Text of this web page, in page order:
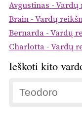
Avgustinas - Vardų
Brain - Vardų
Bernarda - Vardų
Charlotta - Vardų
Ieškoti kito